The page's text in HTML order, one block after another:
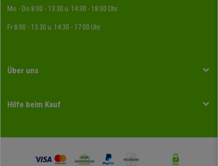
Mo - Do 8:00 - 13:30 u. 14:30 - 18:00 Uhr
Fr 8:00 - 13:30 u. 14:30 - 17:00 Uhr
Über uns
Hilfe beim Kauf